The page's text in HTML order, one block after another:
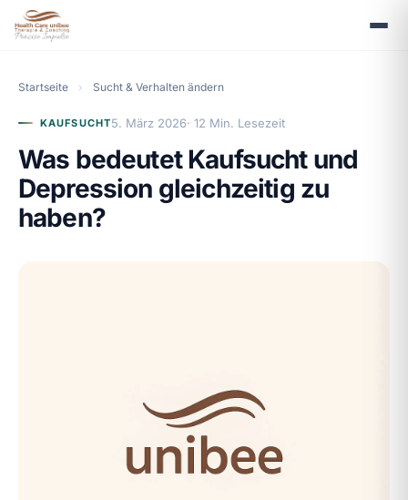
Startseite › Sucht & Verhalten ändern
KAUFSUCHT5. März 2026· 12 Min. Lesezeit
Was bedeutet Kaufsucht und
Depression gleichzeitig zu
haben?